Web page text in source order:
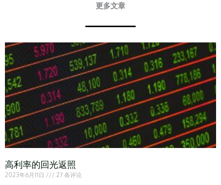
更多文章
高利率的回光返照
2023年6月11日 27 条评论
PagePagePagePagePagePagePagePagePagePagePagePagePagePage Page
PagePagePagePagePagePage PagePage PagePagePagePagePage
PagePagePagePagePage Page